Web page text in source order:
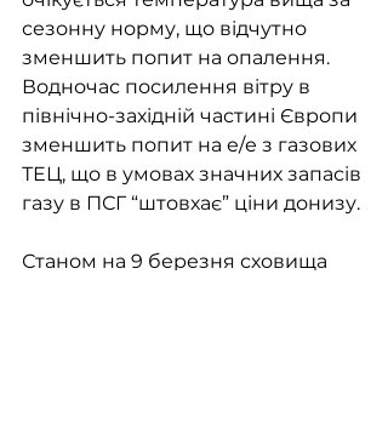
сезонну норму, що відчутно
зменшить попит на опалення.
Водночас посилення вітру в
північно-західній частині Європи
зменшить попит на е/е з газових
ТЕЦ, що в умовах значних запасів
газу в ПСГ “штовхає” ціни донизу.
Станом на 9 березня сховища